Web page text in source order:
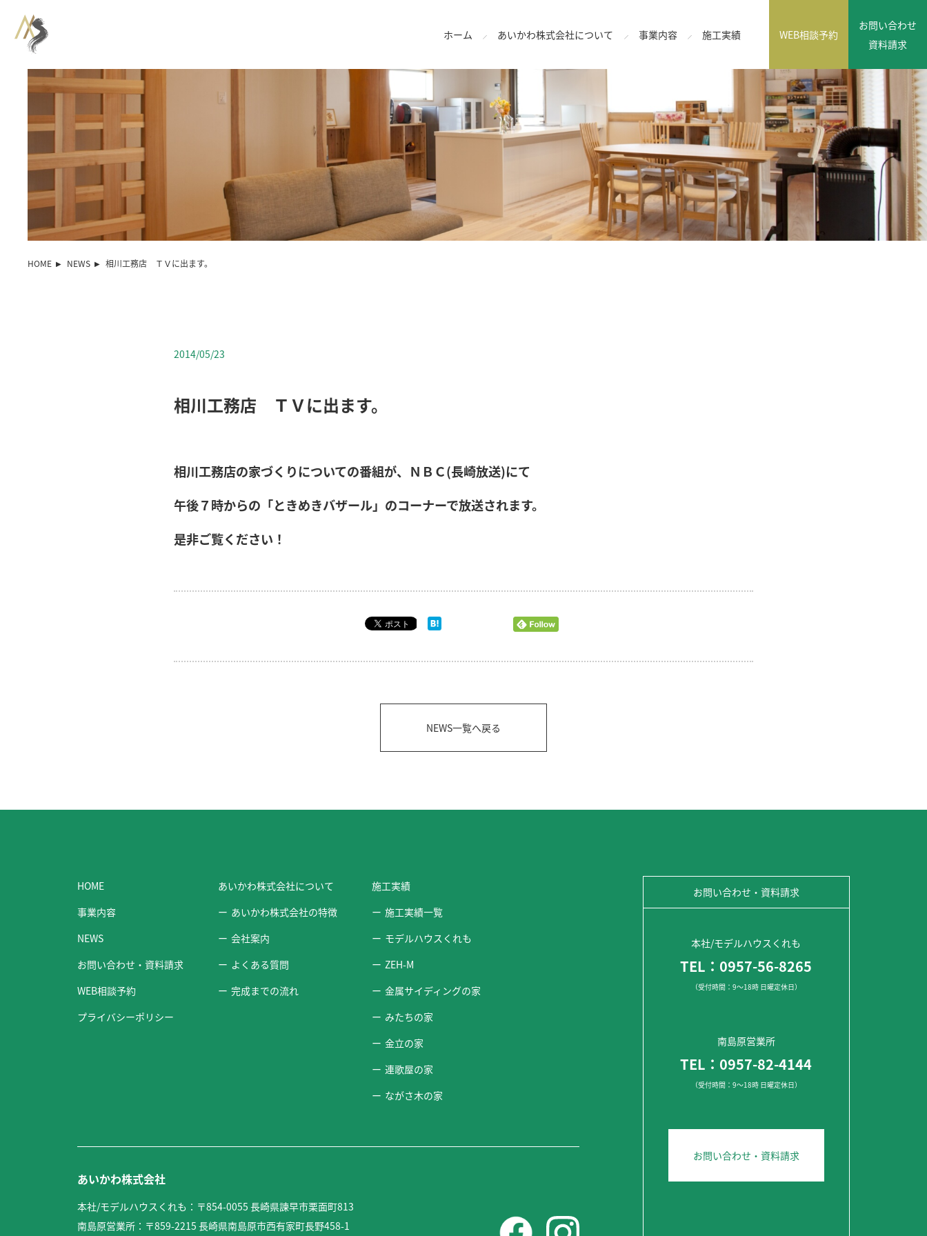
ホーム あいかわ株式会社について 事業内容 施工実績 WEB相談予約
お問い合わせ
資料請求
HOME NEWS 相川工務店 ＴＶに出ます。
2014/05/23
相川工務店 ＴＶに出ます。
相川工務店の家づくりについての番組が、ＮＢＣ(長崎放送)にて
午後７時からの「ときめきバザール」のコーナーで放送されます。
是非ご覧ください！
NEWS一覧へ戻る
HOME
事業内容
NEWS
お問い合わせ・資料請求
WEB相談予約
プライバシーポリシー
あいかわ株式会社について
あいかわ株式会社の特徴
会社案内
よくある質問
完成までの流れ
施工実績
施工実績一覧
モデルハウスくれも
ZEH-M
金属サイディングの家
みたちの家
金立の家
連歌屋の家
ながさ木の家
あいかわ株式会社
本社/モデルハウスくれも：〒854-0055 長崎県諫早市栗面町813
南島原営業所：〒859-2215 長崎県南島原市西有家町長野458-1
お問い合わせ・資料請求
本社/モデルハウスくれも
TEL：0957-56-8265
（受付時間：9～18時 日曜定休日）
南島原営業所
TEL：0957-82-4144
（受付時間：9～18時 日曜定休日）
お問い合わせ・資料請求